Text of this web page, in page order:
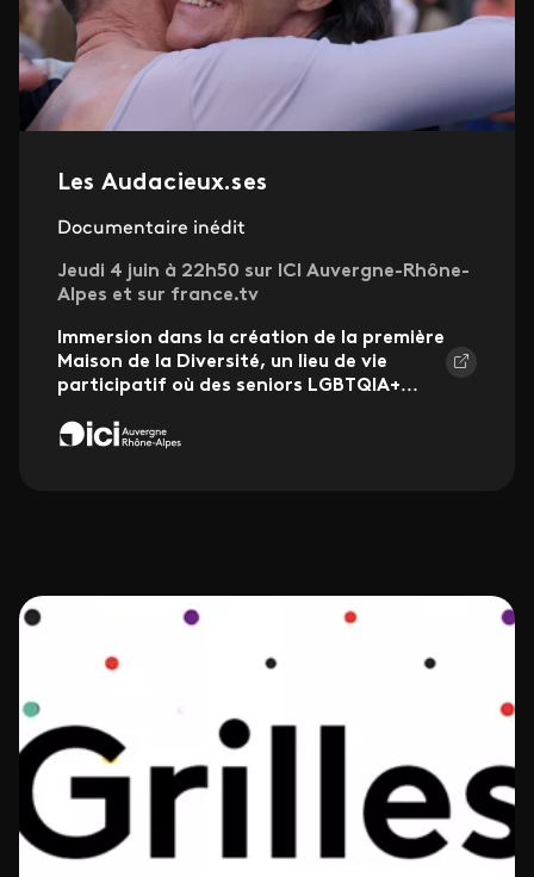
Les Audacieux.ses
Documentaire inédit
Jeudi 4 juin à 22h50 sur ICI Auvergne-Rhône-
Alpes et sur france.tv
Immersion dans la création de la première
Maison de la Diversité, un lieu de vie
participatif où des seniors LGBTQIA+...